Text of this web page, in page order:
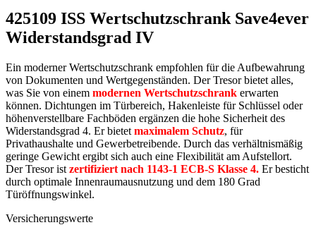
425109 ISS Wertschutzschrank Save4ever
Widerstandsgrad IV
Ein moderner Wertschutzschrank empfohlen für die Aufbewahrung
von Dokumenten und Wertgegenständen. Der Tresor bietet alles,
was Sie von einem modernen Wertschutzschrank erwarten
können. Dichtungen im Türbereich, Hakenleiste für Schlüssel oder
höhenverstellbare Fachböden ergänzen die hohe Sicherheit des
Widerstandsgrad 4. Er bietet maximalem Schutz, für
Privathaushalte und Gewerbetreibende. Durch das verhältnismäßig
geringe Gewicht ergibt sich auch eine Flexibilität am Aufstellort.
Der Tresor ist zertifiziert nach 1143-1 ECB-S Klasse 4. Er besticht
durch optimale Innenraumausnutzung und dem 180 Grad
Türöffnungswinkel.
Versicherungswerte